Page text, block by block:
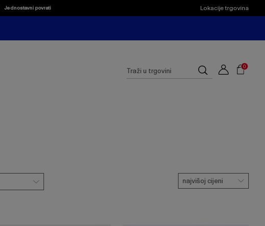
Jednostavni povrati Lokacije trgovina
Suggested
site
content
Traži
u
0
najvišoj cijeni